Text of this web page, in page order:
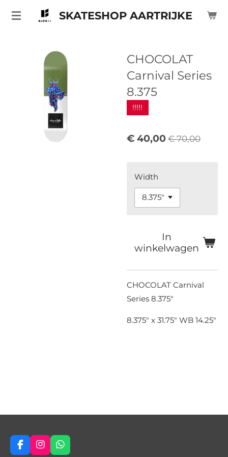
Ga
hoofdinhoud
SKATESHOP AARTRIJKE
CHOCOLAT
Carnival Series
8.375
!!!!!
€ 40,00 € 70,00
Width
In
winkelwagen
CHOCOLAT Carnival
Series 8.375"
8.375" x 31.75" WB 14.25"
F
I
W